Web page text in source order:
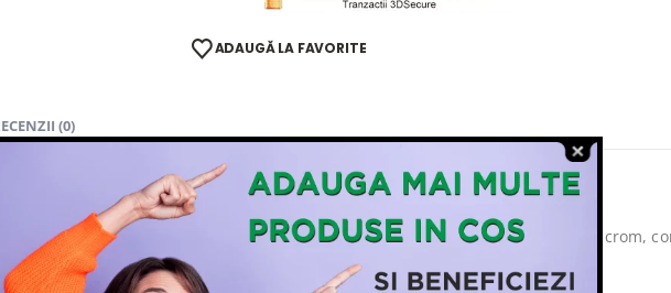
ADAUGĂ LA FAVORITE
(0)
Lungime 30ml
pieselor metalice si ceramice, ornamentelor, balustradelor din metal, tevilor crom,
astfel protectia mecanica a acestora in timpul depozitarii si transportului.